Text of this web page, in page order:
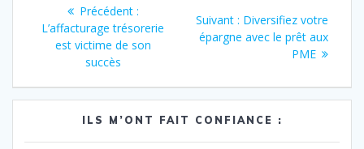
l’article
Précédent :Article
précédent
:
L’affacturage trésorerie
est victime de son
succès
Suivant : Article
suivant
Diversifiez votre
épargne avec le prêt aux
PME
ILS M’ONT FAIT CONFIANCE :